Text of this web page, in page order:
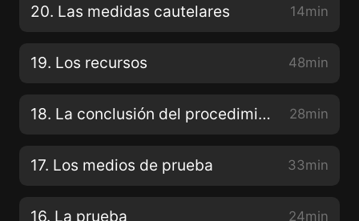
20. Las medidas cautelares 14min
19. Los recursos 48min
18. La conclusión del procedimiento 28min
17. Los medios de prueba 33min
16. La prueba 24min